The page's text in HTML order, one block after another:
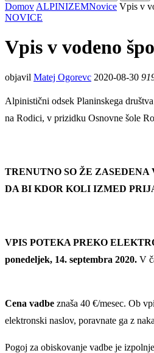
Domov ALPINIZEMNovice Vpis v
NOVICE
Vpis v vodeno
objavil Matej Ogorevc 2020-08-30
Alpinistični odsek Planinskega
na Rodici, v prizidku Osnovne šole
TRENUTNO SO ŽE
DA BI KDOR KOLI IZMED
VPIS POTEKA PREKO
ponedeljek, 14. septembra 2020. V
Cena vadbe znaša 40 €/mesec. Ob
elektronski naslov, poravnate ga z
Pogoj za obiskovanje vadbe je